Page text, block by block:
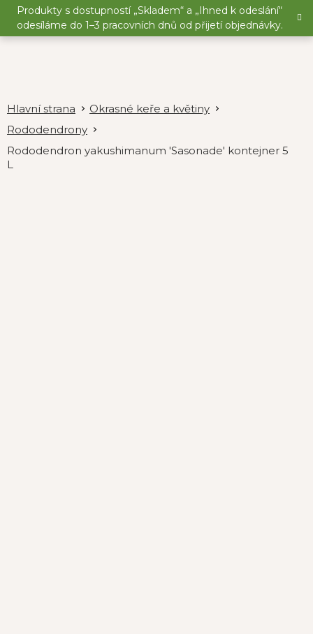
Přejít
obsah
Produkty s dostupností „Skladem“ a „Ihned k odeslání“
odesíláme do 1–3 pracovních dnů od přijetí objednávky.
Okrasné keře a květiny
Rododendrony
Rododendron yakushimanum 'Sasonade' kontejner 5
L